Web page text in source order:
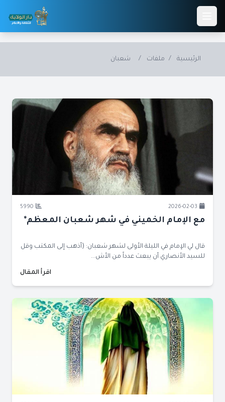
Skip to main content
الرئيسية / ملفات / شعبان
2026-02-03
5990
مع الإمام الخميني في شهر شعبان المعظم*
قال لي الإمام في الليلة الأولى لشهر شعبان: (أذهب إلى المكتب وقل
للسيد الأنصاري أن يبعث عدداً من الأش...
اقرأ المقال